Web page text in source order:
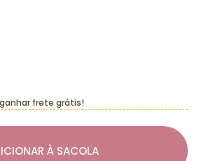
À SACOLA
frete grátis!